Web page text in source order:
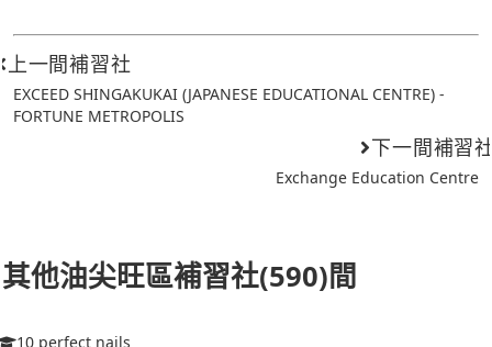
上一間補習社
EXCEED SHINGAKUKAI (JAPANESE EDUCATIONAL CENTRE) -
FORTUNE METROPOLIS
下一間補習
Exchange Education Centre
其他油尖旺區補習社(590)間
10 perfect nails